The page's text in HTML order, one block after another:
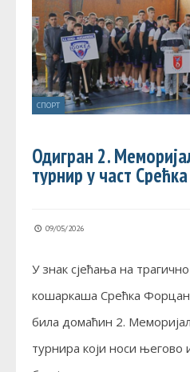
СПОРТ
Одигран 2.
турнир у част
09/05/2026
У знак сјећања на
кошаркаша Срећка
била домаћин 2.
турнира који носи